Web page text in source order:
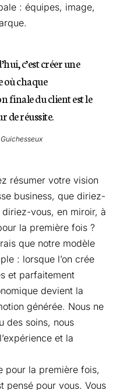
: équipes, image,
c’est créer une
chaque
finale du client est le
de réussite.
résumer votre vision
business, que diriez-
vous, en miroir, à
la première fois ?
que notre modèle
: lorsque l’on crée
et parfaitement
devient la
générée. Nous ne
des soins, nous
et la
pour la première fois,
pensé pour vous. Vous